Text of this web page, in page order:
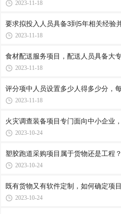
2023-11-18
要求拟投入人员具备3到5年相关经验
2023-11-18
食材配送服务项目，配送人员具备大
2023-11-18
评分项中人员设置多少人得多少分，
2023-11-18
火灾调查装备项目专门面向中小企业
2023-10-24
塑胶跑道采购项目属于货物还是工程？
2023-10-24
既有货物又有软件定制，如何确定项
2023-10-24